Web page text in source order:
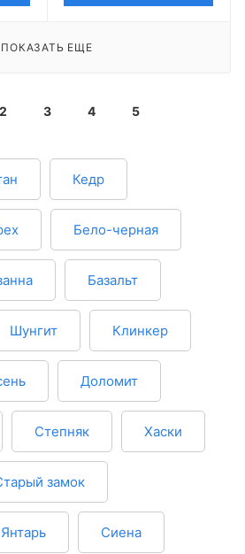
ПОКАЗАТЬ ЕЩЕ
2 3 4 5
Кедр
Бело-черная
Базальт
Шунгит Клинкер
Доломит
Степняк Хаски
замок
Янтарь Сиена